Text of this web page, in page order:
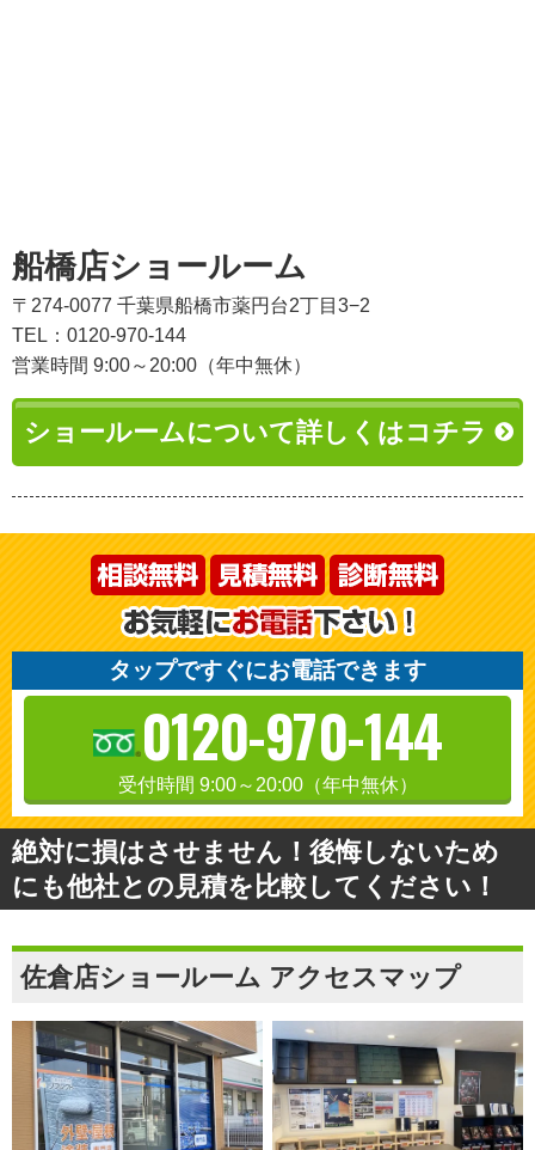
船橋店ショールーム
〒274-0077 千葉県船橋市薬円台2丁目3−2
TEL：0120-970-144
営業時間 9:00～20:00（年中無休）
ショールームについて詳しくはコチラ
タップですぐにお電話できます
0120-970-144
受付時間 9:00～20:00（年中無休）
絶対に損はさせません！後悔しないため
にも他社との見積を比較してください！
佐倉店ショールーム アクセスマップ